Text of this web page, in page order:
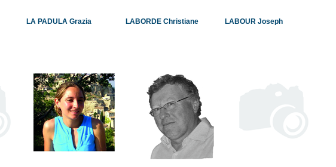
LA PADULA Grazia LABORDE Christiane LABOUR Joseph